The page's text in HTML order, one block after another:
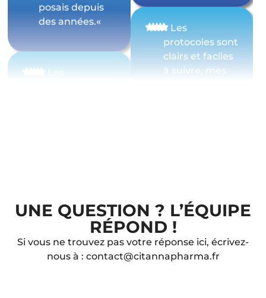
que je me
posais depuis
protocoles sont
clairs et faciles
à suivre, mes
pratiques et
efficaces ! »
UNE QUESTION ? L’ÉQUIPE
RÉPOND !
Si vous ne trouvez pas votre réponse ici, écrivez-
nous à : contact@citannapharma.fr